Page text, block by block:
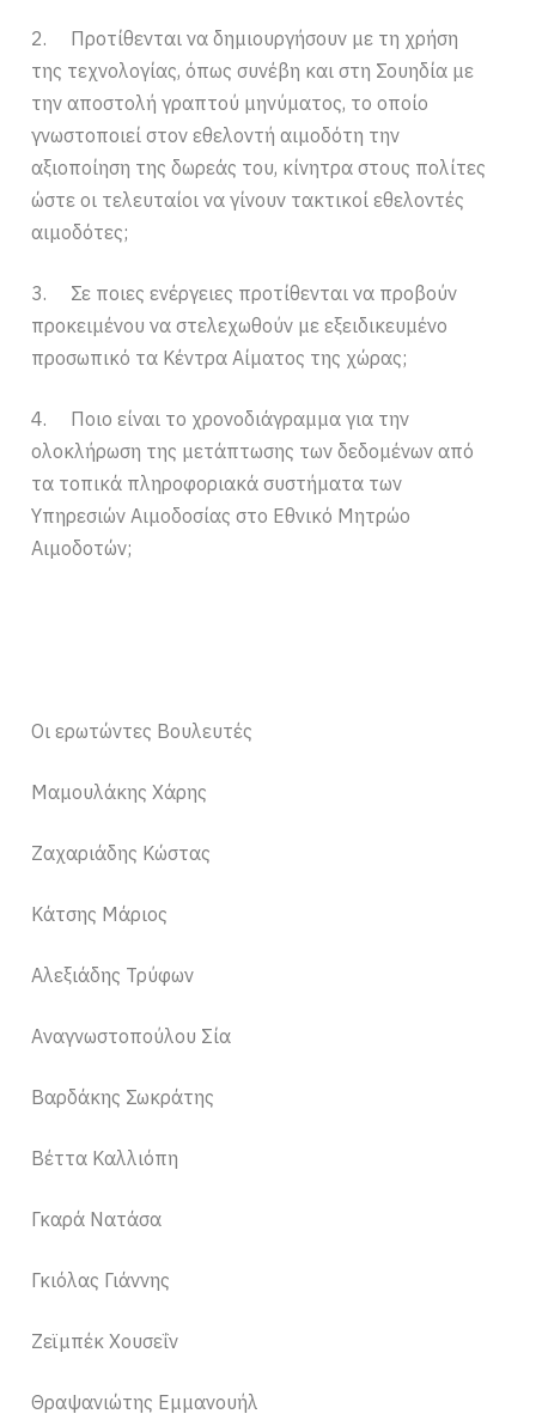
2. Προτίθενται να δημιουργήσουν με τη χρήση
της τεχνολογίας, όπως συνέβη και στη Σουηδία με
την αποστολή γραπτού μηνύματος, το οποίο
γνωστοποιεί στον εθελοντή αιμοδότη την
αξιοποίηση της δωρεάς του, κίνητρα στους πολίτες
ώστε οι τελευταίοι να γίνουν τακτικοί εθελοντές
αιμοδότες;
3. Σε ποιες ενέργειες προτίθενται να προβούν
προκειμένου να στελεχωθούν με εξειδικευμένο
προσωπικό τα Κέντρα Αίματος της χώρας;
4. Ποιο είναι το χρονοδιάγραμμα για την
ολοκλήρωση της μετάπτωσης των δεδομένων από
τα τοπικά πληροφοριακά συστήματα των
Υπηρεσιών Αιμοδοσίας στο Εθνικό Μητρώο
Αιμοδοτών;
Οι ερωτώντες Βουλευτές
Μαμουλάκης Χάρης
Ζαχαριάδης Κώστας
Κάτσης Μάριος
Αλεξιάδης Τρύφων
Αναγνωστοπούλου Σία
Βαρδάκης Σωκράτης
Βέττα Καλλιόπη
Γκαρά Νατάσα
Γκιόλας Γιάννης
Ζεϊμπέκ Χουσεΐν
Θραψανιώτης Εμμανουήλ